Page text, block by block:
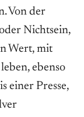
Von der
Nichtsein,
Wert, mit
ebenso
einer Presse,